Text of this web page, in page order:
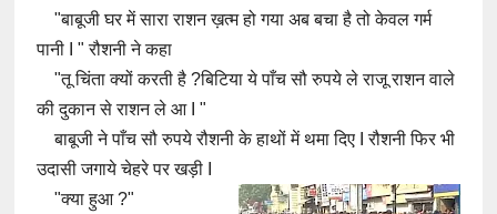
"बाबूजी घर में सारा राशन ख़त्म हो गया अब बचा है तो केवल गर्म
पानी I " रौशनी ने कहा
"तू चिंता क्यों करती है ?बिटिया ये पाँच सौ रुपये ले राजू राशन वाले
की दुकान से राशन ले आ I "
बाबूजी ने पाँच सौ रुपये रौशनी के हाथों में थमा दिए I रौशनी फिर भी
उदासी जगाये चेहरे पर खड़ी I
"क्या हुआ ?"